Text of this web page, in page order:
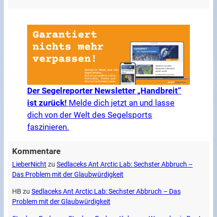
Der Segelreporter Newsletter „Handbreit“
ist zurück! Melde dich jetzt an und lasse
dich von der Welt des Segelsports
faszinieren.
Kommentare
LieberNicht zu Sedlaceks Ant Arctic Lab: Sechster Abbruch –
Das Problem mit der Glaubwürdigkeit
HB zu Sedlaceks Ant Arctic Lab: Sechster Abbruch – Das
Problem mit der Glaubwürdigkeit